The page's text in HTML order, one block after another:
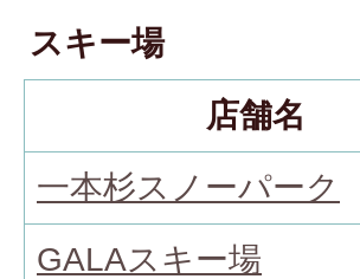
スキー場
店舗名
一本杉スノーパーク
GALAスキー場